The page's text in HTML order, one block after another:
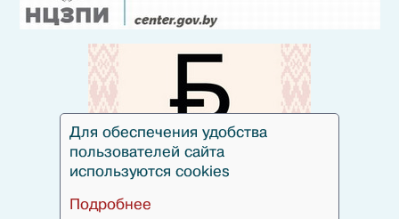
Для обеспечения удобства
пользователей сайта
используются cookies
Подробнее